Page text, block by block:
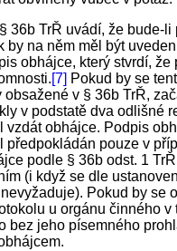
36b TrŘ uvádí, že bude-li
by na něm měl být
obhájce, který stvrdí, že
[7] Pokud by se
obsažené v § 36b TrŘ,
v podstatě dva odlišné
vzdát obhájce. Podpis
předpokládán pouze v
podle § 36b odst. 1
(i když se dle
Pokud by se
u orgánu činného v
bez jeho písemného